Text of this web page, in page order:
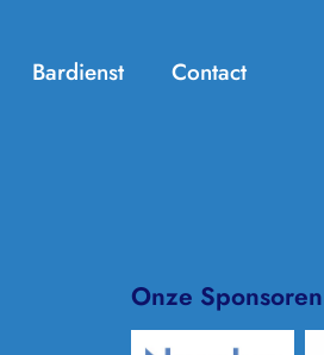
Clubkleding
Bardienst
Contact
Onze Sponsoren